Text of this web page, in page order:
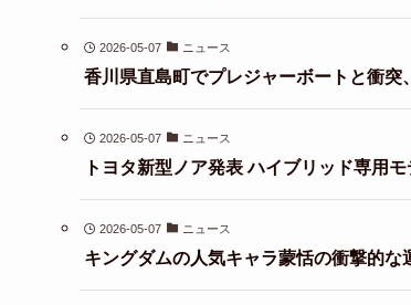
2026-05-07 ニュース
香川県直島町でプレジャーボートと衝
2026-05-07 ニュース
トヨタ新型ノア発表 ハイブリッド専用
2026-05-07 ニュース
キングダムの人気キャラ蒙恬の衝撃的な